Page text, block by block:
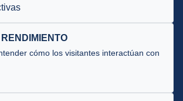
cómo los visitantes interactúan con